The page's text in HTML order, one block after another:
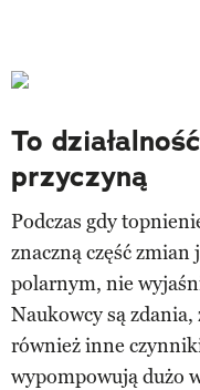
To
przyczyną
Podczas gdy
znaczną część zmian
polarnym, nie
Naukowcy są zdania,
również inne
wypompowują dużo